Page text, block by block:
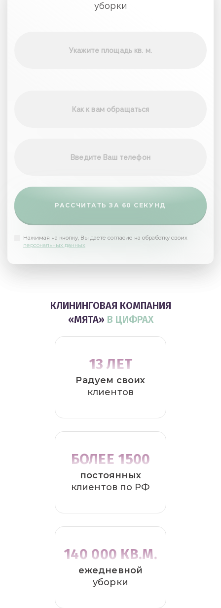
уборки
РАССЧИТАТЬ ЗА 60 СЕКУНД
Нажимая на кнопку, Вы даете согласие на обработку своих
персональных данных
КЛИНИНГОВАЯ КОМПАНИЯ
«МЯТА» В ЦИФРАХ
13 ЛЕТ
Радуем своих
клиентов
БОЛЕЕ 1500
постоянных
клиентов по РФ
140 000 КВ.М.
ежедневной
уборки